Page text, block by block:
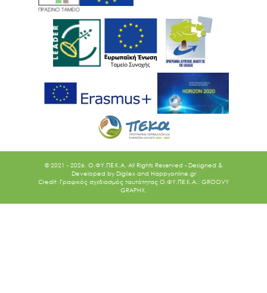
© 2021 - 2026. O.ΦΥ.ΠΕ.Κ.Α. All Rights Reserved - Designed &
Developed by Digilex and Happyonline.gr
Credit: Γραφικός σχεδιασμός ταυτότητας Ο.ΦΥ.ΠΕ.Κ.Α.: GROOVY
GRAPHX.